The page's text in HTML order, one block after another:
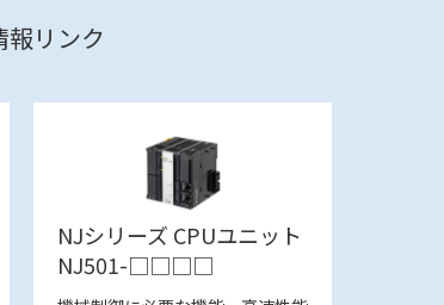
報リンク
NJシリーズ CPUユニット
NJ501-□□□□